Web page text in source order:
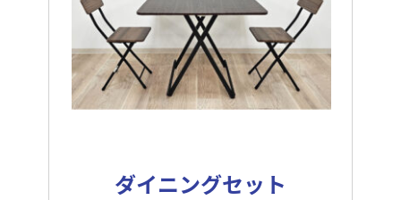
ダイニングセット